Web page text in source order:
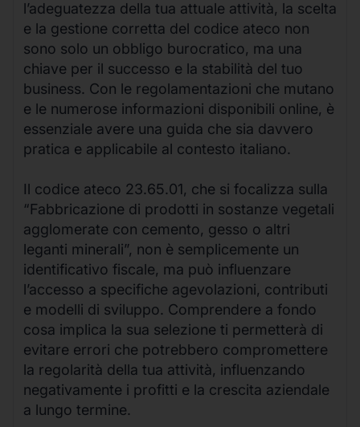
l’adeguatezza della tua attuale attività, la scelta
e la gestione corretta del codice ateco non
sono solo un obbligo burocratico, ma una
chiave per il successo e la stabilità del tuo
business. Con le regolamentazioni che mutano
e le numerose informazioni disponibili online, è
essenziale avere una guida che sia davvero
pratica e applicabile al contesto italiano.
Il codice ateco 23.65.01, che si focalizza sulla
“Fabbricazione di prodotti in sostanze vegetali
agglomerate con cemento, gesso o altri
leganti minerali”, non è semplicemente un
identificativo fiscale, ma può influenzare
l’accesso a specifiche agevolazioni, contributi
e modelli di sviluppo. Comprendere a fondo
cosa implica la sua selezione ti permetterà di
evitare errori che potrebbero compromettere
la regolarità della tua attività, influenzando
negativamente i profitti e la crescita aziendale
a lungo termine.